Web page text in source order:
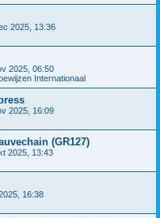
2025, 13:36
2025, 06:50
Internationaal
2025, 16:09
(GR127)
2025, 13:43
16:38